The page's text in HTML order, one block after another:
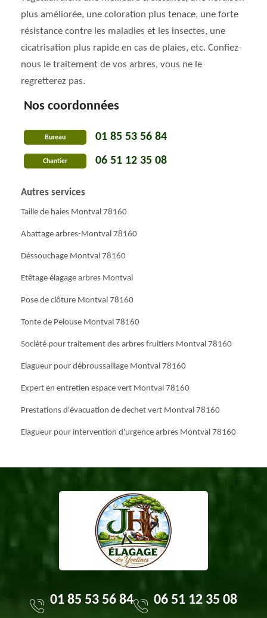
plus améliorée, une coloration plus tenace, une forte
résistance contre les maladies et les insectes, une
cicatrisation plus rapide en cas de plaies, etc. Confiez-
nous le traitement de vos arbres, vous ne le
regretterez pas.
Nos coordonnées
Bureau 01 85 53 56 84
Chantier 06 51 12 35 08
Autres services
Taille de haies Montval 78160
Abattage arbres-Montval 78160
Déssouchage Montval 78160
Etêtage élagage arbres Montval
Pose de clôture Montval 78160
Tonte de Pelouse Montval 78160
Société pour traitement des arbres fruitiers Montval 78160
Elagueur pour débroussaillage Montval 78160
Expert en entretien espace vert Montval 78160
Prestations d'évacuation de dechet vert Montval 78160
Elagueur pour intervention d'urgence arbres Montval 78160
01 85 53 56 84 06 51 12 35 08